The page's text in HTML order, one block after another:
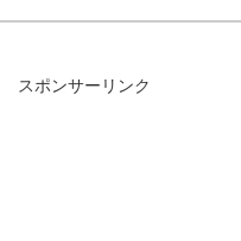
スポンサーリンク